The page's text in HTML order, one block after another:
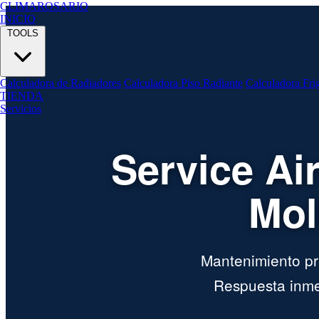
CLIMAROSARIO
INICIO
TOOLS
Calculadora de Radiadores Calculadora Piso Radiante Calculadora
TIENDA
Servicios
Service
Mantenimiento
Respuesta